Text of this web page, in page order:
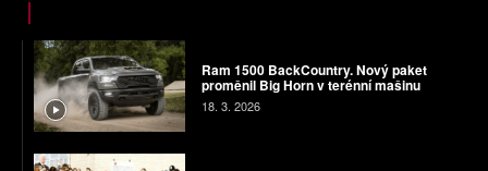
Ram 1500 BackCountry. Nový paket
proměnil Big Horn v terénní mašinu
18. 3. 2026